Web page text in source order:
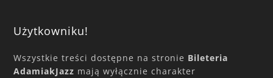
Użytkowniku!
Wszystkie treści dostępne na stronie Bileteria
AdamiakJazz mają wyłącznie charakter